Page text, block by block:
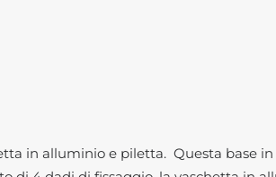
in alluminio e piletta. Questa base in